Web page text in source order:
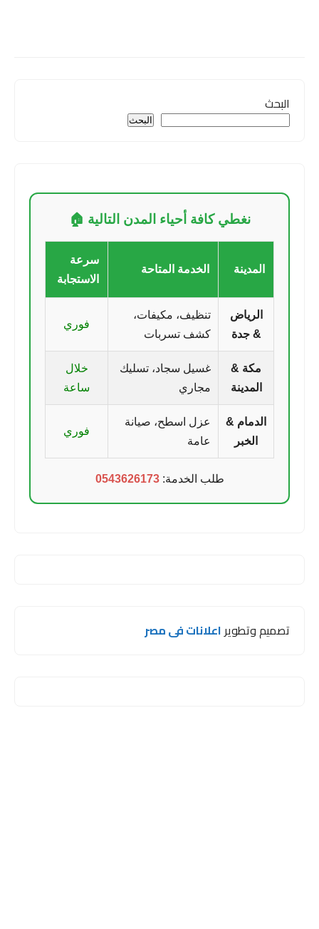
البحث
البحث
نغطي كافة أحياء المدن التالية 🏠
المدينة الخدمة المتاحة
سرعة
الاستجابة
الرياض
& جدة
تنظيف، مكيفات،
كشف تسربات
فوري
مكة &
المدينة
غسيل سجاد، تسليك
مجاري
خلال
ساعة
الدمام &
الخبر
عزل اسطح، صيانة
عامة
فوري
طلب الخدمة:0543626173
تصميم وتطويراعلانات فى مصر